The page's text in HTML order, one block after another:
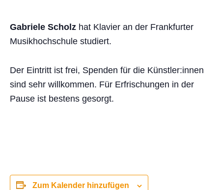
Gabriele Scholz hat Klavier an der Frankfurter
Musikhochschule studiert.
Der Eintritt ist frei, Spenden für die Künstler:innen
sind sehr willkommen. Für Erfrischungen in der
Pause ist bestens gesorgt.
Zum Kalender hinzufügen